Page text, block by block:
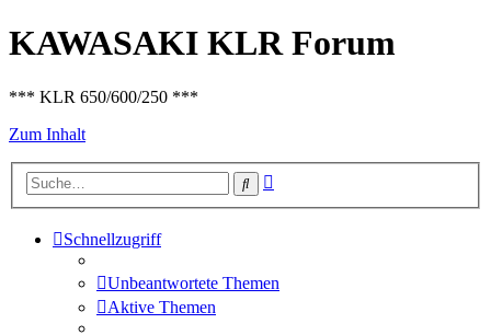
KAWASAKI KLR Forum
*** KLR 650/600/250 ***
Zum Inhalt
Suche
Schnellzugriff
Unbeantwortete Themen
Aktive Themen